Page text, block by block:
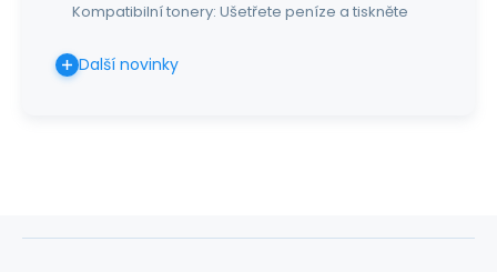
Kompatibilní tonery: Ušetřete peníze a tiskněte
Další novinky